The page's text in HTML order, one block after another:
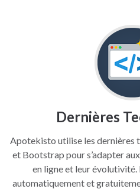
Dernières
Apotekisto utilise les dernières
et Bootstrap pour s’adapter
en ligne et leur
automatiquement et